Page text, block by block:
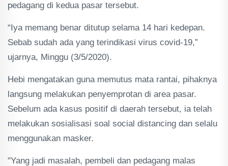
pedagang di kedua pasar tersebut.
“Iya memang benar ditutup selama 14 hari kedepan.
Sebab sudah ada yang terindikasi virus covid-19,”
ujarnya, Minggu (3/5/2020).
Hebi mengatakan guna memutus mata rantai, pihaknya
langsung melakukan penyemprotan di area pasar.
Sebelum ada kasus positif di daerah tersebut, ia telah
melakukan sosialisasi soal social distancing dan selalu
menggunakan masker.
"Yang jadi masalah, pembeli dan pedagang malas